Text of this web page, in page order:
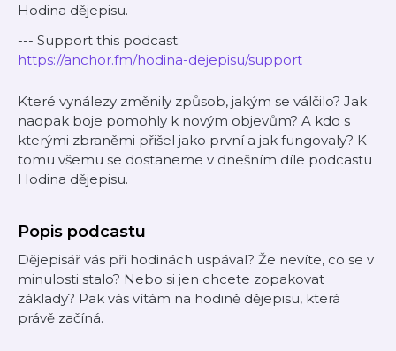
Hodina dějepisu.
--- Support this podcast:
https://anchor.fm/hodina-dejepisu/support
Které vynálezy změnily způsob, jakým se válčilo? Jak
naopak boje pomohly k novým objevům? A kdo s
kterými zbraněmi přišel jako první a jak fungovaly? K
tomu všemu se dostaneme v dnešním díle podcastu
Hodina dějepisu.
Popis podcastu
Dějepisář vás při hodinách uspával? Že nevíte, co se v
minulosti stalo? Nebo si jen chcete zopakovat
základy? Pak vás vítám na hodině dějepisu, která
právě začíná.